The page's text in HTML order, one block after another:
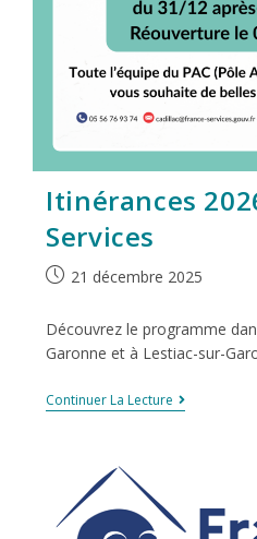
Itinérances
Services
21 décembre 2025
Découvrez le programme
Garonne et à Lestiac-sur-
Continuer La Lecture